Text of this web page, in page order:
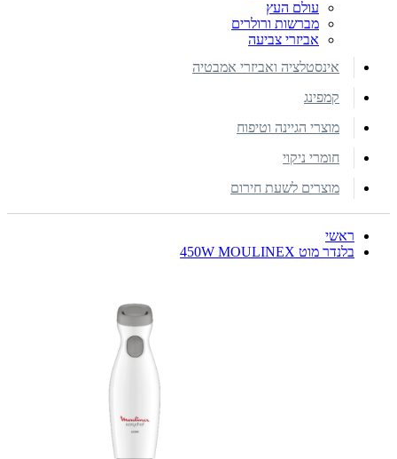
עולם העץ
מברשות ורולרים
אביזרי צביעה
אינסטלציה ואביזרי אמבטיה
קמפינג
מוצרי הגיינה וטיפוח
חומרי ניקוי
מוצרים לשעת חירום
ראשי
בלנדר מוט 450W MOULINEX